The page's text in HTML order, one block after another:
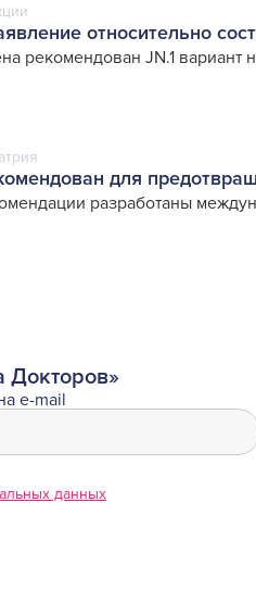
относительно
рекомендован JN.1 вариант
для
разработаны
Докторов»
e-mail
данных